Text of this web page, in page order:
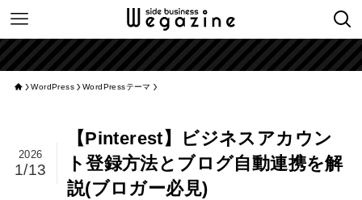
【簡
WordPress WordPressテーマ
【Pinterest】ビジネスアカウン
ト登録方法とブログ自動連携を解
説(ブロガー必見)
2026
1/13